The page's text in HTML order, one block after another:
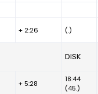
+ 2:26 (.)
DISK
+ 5:28
18:44
(45.)